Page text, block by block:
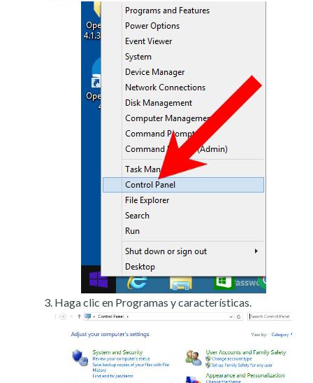
Haga clic en Programas y características.